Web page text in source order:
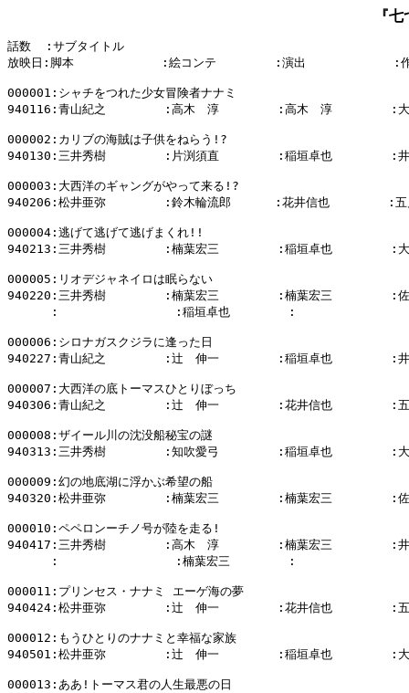
『
話数  :サブタイトル
放映日:脚本            :絵コンテ        :演出            :作
000001:シャチをつれた少女冒険者ナナミ
940116:青山紀之        :高木　淳        :高木　淳        :大
000002:カリブの海賊は子供をねらう!?
940130:三井秀樹        :片渕須直        :稲垣卓也        :井
000003:大西洋のギャングがやって来る!?
940206:松井亜弥        :鈴木輪流郎      :花井信也        :五月
000004:逃げて逃げて逃げまくれ!!
940213:三井秀樹        :楠葉宏三        :稲垣卓也        :大
000005:リオデジャネイロは眠らない
940220:三井秀樹        :楠葉宏三        :楠葉宏三        :佐
:                :稲垣卓也        :
000006:シロナガスクジラに逢った日
940227:青山紀之        :辻　伸一        :稲垣卓也        :井
000007:大西洋の底トーマスひとりぼっち
940306:青山紀之        :辻　伸一        :花井信也        :五
000008:ザイール川の沈没船秘宝の謎
940313:三井秀樹        :知吹愛弓        :稲垣卓也        :大
000009:幻の地底湖に浮かぶ希望の船
940320:松井亜弥        :楠葉宏三        :楠葉宏三        :佐
000010:ペペロンーチノ号が陸を走る!
940417:三井秀樹        :高木　淳        :楠葉宏三        :井
:                :楠葉宏三        :
000011:プリンセス・ナナミ エーゲ海の夢
940424:松井亜弥        :辻　伸一        :花井信也        :五
000012:もうひとりのナナミと幸福な家族
940501:松井亜弥        :辻　伸一        :稲垣卓也        :大
000013:ああ!トーマス君の人生最悪の日